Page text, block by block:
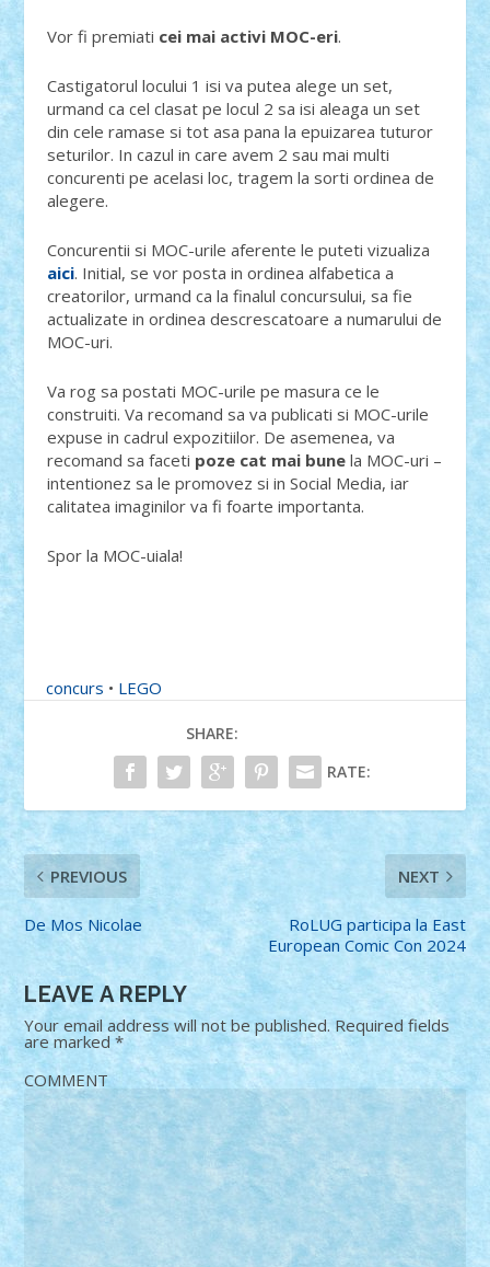
Vor fi premiati cei mai activi MOC-eri.
Castigatorul locului 1 isi va putea alege un set,
urmand ca cel clasat pe locul 2 sa isi aleaga un set
din cele ramase si tot asa pana la epuizarea tuturor
seturilor. In cazul in care avem 2 sau mai multi
concurenti pe acelasi loc, tragem la sorti ordinea de
alegere.
Concurentii si MOC-urile aferente le puteti vizualiza
aici. Initial, se vor posta in ordinea alfabetica a
creatorilor, urmand ca la finalul concursului, sa fie
actualizate in ordinea descrescatoare a numarului de
MOC-uri.
Va rog sa postati MOC-urile pe masura ce le
construiti. Va recomand sa va publicati si MOC-urile
expuse in cadrul expozitiilor. De asemenea, va
recomand sa faceti poze cat mai bunela MOC-uri –
intentionez sa le promovez si in Social Media, iar
calitatea imaginilor va fi foarte importanta.
Spor la MOC-uiala!
concurs • LEGO
SHARE:
RATE:
PREVIOUS
De Mos Nicolae
NEXT
RoLUG participa la East
European Comic Con 2024
LEAVE A REPLY
Your email address will not be published. Required fields
are marked*
COMMENT